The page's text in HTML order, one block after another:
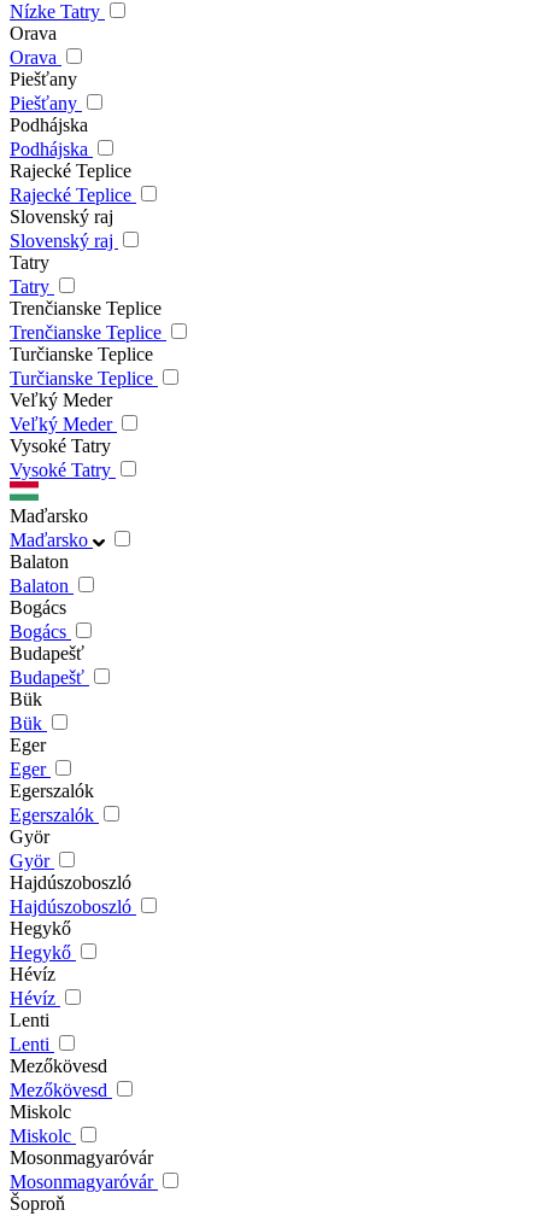
Nízke Tatry
Orava
Orava
Piešťany
Piešťany
Podhájska
Podhájska
Rajecké Teplice
Rajecké Teplice
Slovenský raj
Slovenský raj
Tatry
Tatry
Trenčianske Teplice
Trenčianske Teplice
Turčianske Teplice
Turčianske Teplice
Veľký Meder
Veľký Meder
Vysoké Tatry
Vysoké Tatry
Maďarsko
Maďarsko
Balaton
Balaton
Bogács
Bogács
Budapešť
Budapešť
Bük
Bük
Eger
Eger
Egerszalók
Egerszalók
Györ
Györ
Hajdúszoboszló
Hajdúszoboszló
Hegykő
Hegykő
Hévíz
Hévíz
Lenti
Lenti
Mezőkövesd
Mezőkövesd
Miskolc
Miskolc
Mosonmagyaróvár
Mosonmagyaróvár
Šoproň